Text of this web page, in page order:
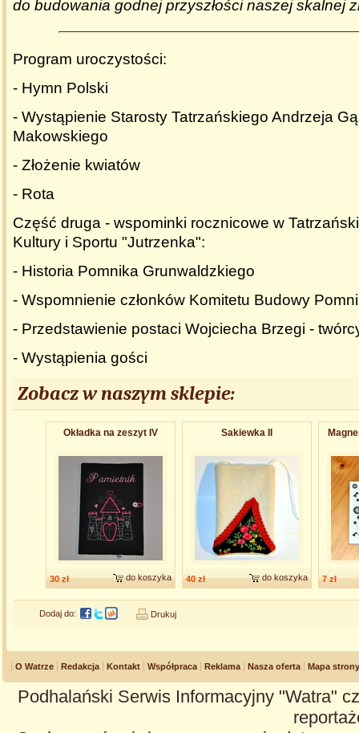
do budowania godnej przyszłości naszej skalnej
Program uroczystości:
- Hymn Polski
- Wystąpienie Starosty Tatrzańskiego Andrzeja
Makowskiego
- Złożenie kwiatów
- Rota
Część druga - wspominki rocznicowe w
Kultury i Sportu "Jutrzenka":
- Historia Pomnika Grunwaldzkiego
- Wspomnienie członków Komitetu Budowy
- Przedstawienie postaci Wojciecha Brzegi -
- Wystąpienia gości
Zobacz w naszym sklepie:
Okładka na zeszyt IV
30 zł do koszyka
Sakiewka II
40 zł do koszyka 7 zł
Dodaj do: Drukuj
O Watrze Redakcja Kontakt Współpraca Reklama Nasza oferta Mapa strony
Podhalański Serwis Informacyjny "Watra"